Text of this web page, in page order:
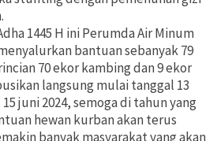
1445 H ini Perumda Air Minum
bantuan sebanyak 79
70 ekor kambing dan 9 ekor
langsung mulai tanggal 13
juni 2024, semoga di tahun yang
hewan kurban akan terus
banyak masyarakat yang akan